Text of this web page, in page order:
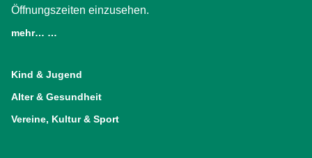
Öffnungszeiten einzusehen.
mehr… …
Kind & Jugend
Alter & Gesundheit
Vereine, Kultur & Sport